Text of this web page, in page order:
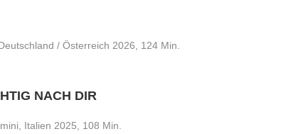
/ Österreich 2026, 124 Min.
NACH DIR
Italien 2025, 108 Min.